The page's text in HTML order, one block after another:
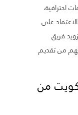
احترافية،
على
فريق
من تقديم
من